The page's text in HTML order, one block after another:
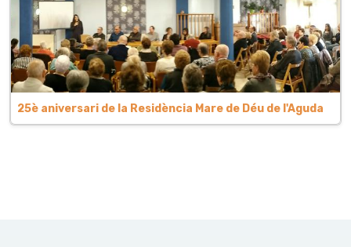
25è aniversari de la Residència Mare de Déu de l'Aguda